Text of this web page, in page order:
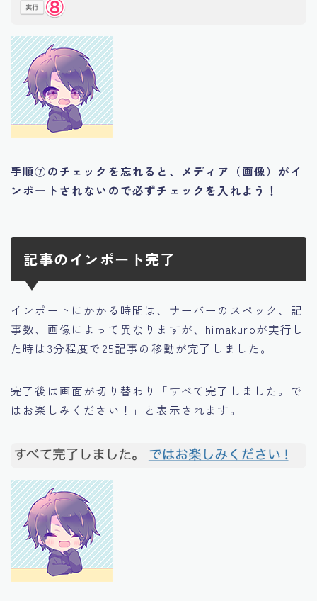
手順⑦のチェックを忘れると、メディア（画像）がイ
ンポートされないので必ずチェックを入れよう！
記事のインポート完了
インポートにかかる時間は、サーバーのスペック、記
事数、画像によって異なりますが、himakuroが実行し
た時は3分程度で25記事の移動が完了しました。
完了後は画面が切り替わり「すべて完了しました。で
はお楽しみください！」と表示されます。